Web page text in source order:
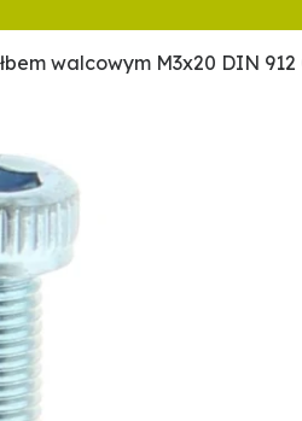
walcowym M3x20 DIN 912